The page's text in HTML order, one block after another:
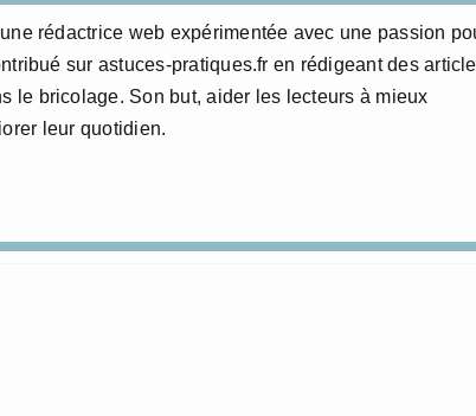
rédactrice web expérimentée avec une passion
sur astuces-pratiques.fr en rédigeant des
le bricolage. Son but, aider les lecteurs à mieux
leur quotidien.